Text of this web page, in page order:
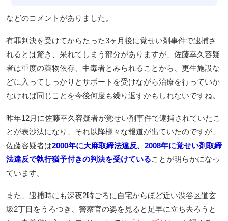
などのコメントがありました。
有罪判決を受けてからたった3ヶ月後に覚せい剤事件で逮捕さ
れるとは驚き、呆れてしまう部分がありますが、佐藤幸久容疑
者は重度の薬物依存、中毒者とみられることから、更生施設な
どに入ってしっかりとサポートを受けながら治療を行っていか
なければ同じことを今後何度も繰り返すかもしれないですね。
昨年12月に佐藤幸久容疑者が覚せい剤事件で逮捕されていたこ
とが表沙汰になり、それ以降様々な報道が出ていたのですが、
佐藤容疑者は2000年に大麻取締法違反、2008年に覚せい剤取締
法違反で執行猶予付きの判決を受けていることが明らかになっ
ています。
また、逮捕時にも深夜2時ごろに自宅からほど近い渋谷区道玄
坂2丁目をうろつき、警察官の姿を見ると足早に立ち去ろうと